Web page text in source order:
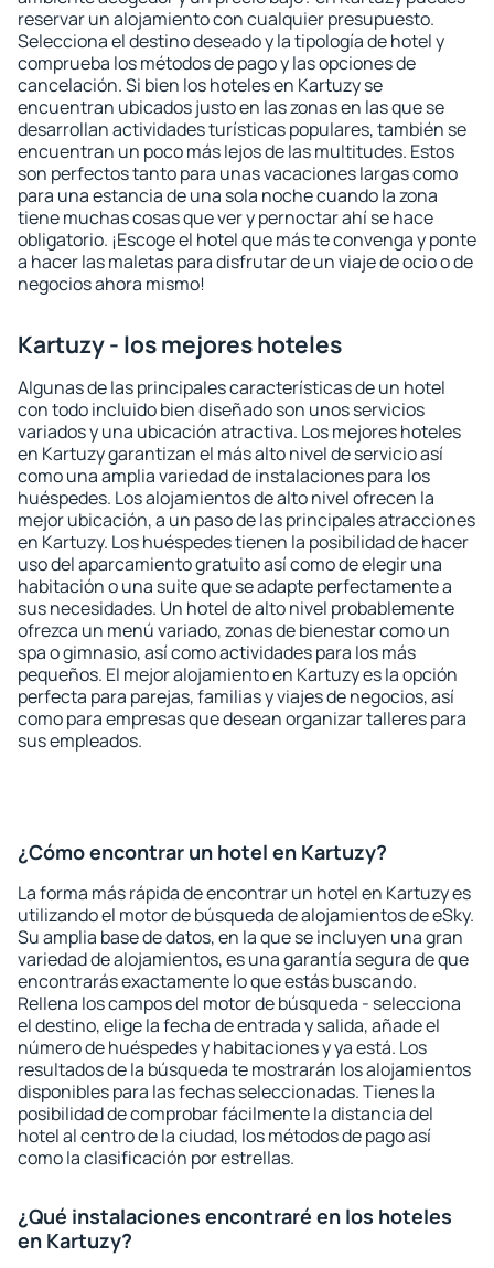
reservar un alojamiento con cualquier presupuesto.
Selecciona el destino deseado y la tipología de hotel y
comprueba los métodos de pago y las opciones de
cancelación. Si bien los hoteles en Kartuzy se
encuentran ubicados justo en las zonas en las que se
desarrollan actividades turísticas populares, también se
encuentran un poco más lejos de las multitudes. Estos
son perfectos tanto para unas vacaciones largas como
para una estancia de una sola noche cuando la zona
tiene muchas cosas que ver y pernoctar ahí se hace
obligatorio. ¡Escoge el hotel que más te convenga y ponte
a hacer las maletas para disfrutar de un viaje de ocio o de
negocios ahora mismo!
Kartuzy - los mejores hoteles
Algunas de las principales características de un hotel
con todo incluido bien diseñado son unos servicios
variados y una ubicación atractiva. Los mejores hoteles
en Kartuzy garantizan el más alto nivel de servicio así
como una amplia variedad de instalaciones para los
huéspedes. Los alojamientos de alto nivel ofrecen la
mejor ubicación, a un paso de las principales atracciones
en Kartuzy. Los huéspedes tienen la posibilidad de hacer
uso del aparcamiento gratuito así como de elegir una
habitación o una suite que se adapte perfectamente a
sus necesidades. Un hotel de alto nivel probablemente
ofrezca un menú variado, zonas de bienestar como un
spa o gimnasio, así como actividades para los más
pequeños. El mejor alojamiento en Kartuzy es la opción
perfecta para parejas, familias y viajes de negocios, así
como para empresas que desean organizar talleres para
sus empleados.
¿Cómo encontrar un hotel en Kartuzy?
La forma más rápida de encontrar un hotel en Kartuzy es
utilizando el motor de búsqueda de alojamientos de eSky.
Su amplia base de datos, en la que se incluyen una gran
variedad de alojamientos, es una garantía segura de que
encontrarás exactamente lo que estás buscando.
Rellena los campos del motor de búsqueda - selecciona
el destino, elige la fecha de entrada y salida, añade el
número de huéspedes y habitaciones y ya está. Los
resultados de la búsqueda te mostrarán los alojamientos
disponibles para las fechas seleccionadas. Tienes la
posibilidad de comprobar fácilmente la distancia del
hotel al centro de la ciudad, los métodos de pago así
como la clasificación por estrellas.
¿Qué instalaciones encontraré en los hoteles
en Kartuzy?